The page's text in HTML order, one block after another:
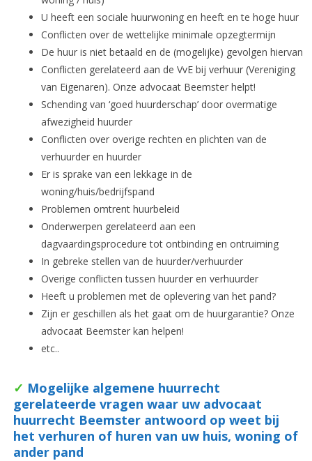
U heeft een sociale huurwoning en heeft en te hoge huur
Conflicten over de wettelijke minimale opzegtermijn
De huur is niet betaald en de (mogelijke) gevolgen hiervan
Conflicten gerelateerd aan de VvE bij verhuur (Vereniging
van Eigenaren). Onze advocaat Beemster helpt!
Schending van ‘goed huurderschap’ door overmatige
afwezigheid huurder
Conflicten over overige rechten en plichten van de
verhuurder en huurder
Er is sprake van een lekkage in de
woning/huis/bedrijfspand
Problemen omtrent huurbeleid
Onderwerpen gerelateerd aan een
dagvaardingsprocedure tot ontbinding en ontruiming
In gebreke stellen van de huurder/verhuurder
Overige conflicten tussen huurder en verhuurder
Heeft u problemen met de oplevering van het pand?
Zijn er geschillen als het gaat om de huurgarantie? Onze
advocaat Beemster kan helpen!
etc..
✓ Mogelijke algemene huurrecht
gerelateerde vragen waar uw advocaat
huurrecht Beemster antwoord op weet bij
het verhuren of huren van uw huis, woning of
ander pand